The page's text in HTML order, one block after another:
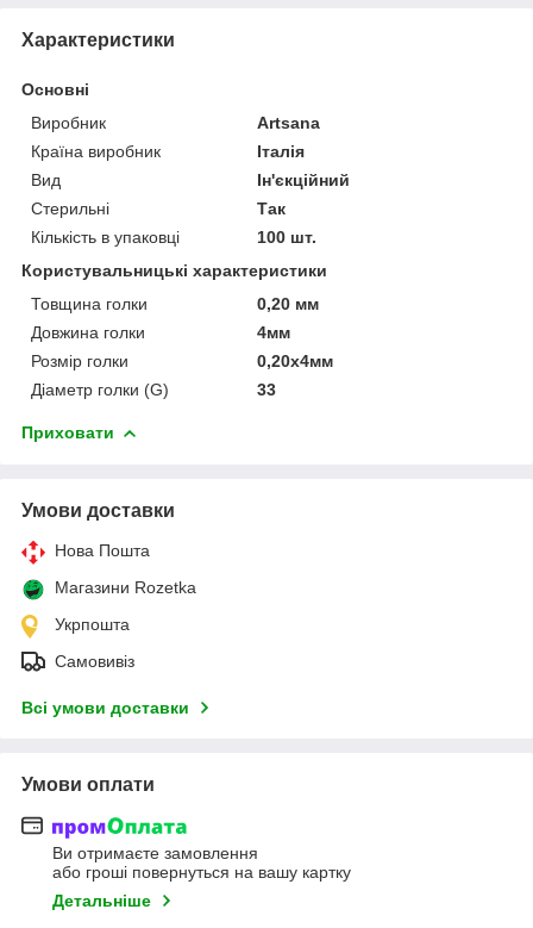
Характеристики
Основні
Виробник
Artsana
Країна виробник
Італія
Вид
Ін'єкційний
Стерильні
Так
Кількість в упаковці
100 шт.
Користувальницькі характеристики
Товщина голки
0,20 мм
Довжина голки
4мм
Розмір голки
0,20х4мм
Діаметр голки (G)
33
Приховати
Умови доставки
Нова Пошта
Магазини Rozetka
Укрпошта
Самовивіз
Всі умови доставки
Умови оплати
Ви отримаєте замовлення
або гроші повернуться на вашу картку
Детальніше